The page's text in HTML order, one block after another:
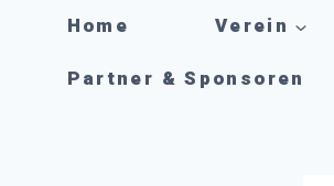
springen
Home Verein
Partner & Sponsoren